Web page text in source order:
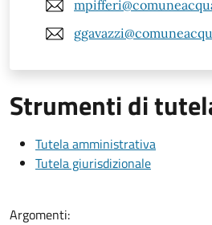
Strumenti di
Tutela amministrativa
Tutela giurisdizionale
Argomenti: